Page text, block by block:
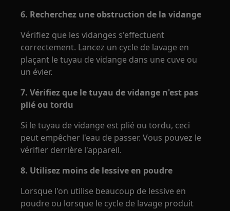
6. Recherchez une obstruction de la vidange
Vérifiez que les vidanges s'effectuent
correctement. Lancez un cycle de lavage en
plaçant le tuyau de vidange dans une cuve ou
un évier.
7. Vérifiez que le tuyau de vidange n'est pas
plié ou tordu
Si le tuyau de vidange est plié ou tordu, ceci
peut empêcher l'eau de passer. Vous pouvez le
vérifier derrière l'appareil.
8. Utilisez moins de lessive en poudre
Lorsque l'on utilise beaucoup de lessive en
poudre ou lorsque le cycle de lavage produit